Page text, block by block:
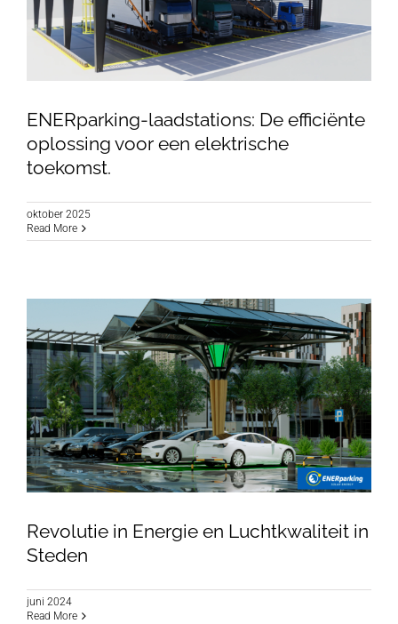
oplossing voor een elektrische toekomst.
ENERparking-laadstations: De efficiënte
oplossing voor een elektrische
toekomst.
oktober 2025
Read More
Revolutie in Energie en Luchtkwaliteit in
Steden
juni 2024
Read More